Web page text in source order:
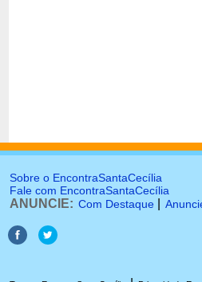
Sobre o EncontraSantaCecília
Fale com EncontraSantaCecília
ANUNCIE: Com Destaque